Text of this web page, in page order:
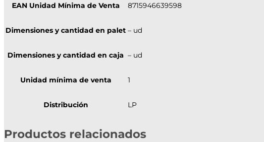
EAN Unidad Mínima de Venta 8715946639598
Dimensiones y cantidad en palet – ud
Dimensiones y cantidad en caja – ud
Unidad mínima de venta 1
Distribución LP
Productos relacionados